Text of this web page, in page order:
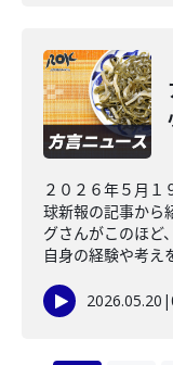
２０２６年５月１
球新報の記事から
グさんがこのほど
自身の経験や考え
2026.05.20 |